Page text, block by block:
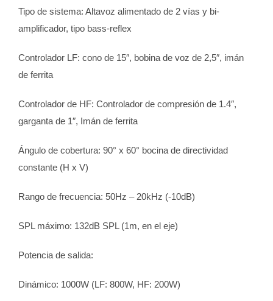
Tipo de sistema: Altavoz alimentado de 2 vías y bi-
amplificador, tipo bass-reflex
Controlador LF: cono de 15″, bobina de voz de 2,5″, imán
de ferrita
Controlador de HF: Controlador de compresión de 1.4″,
garganta de 1″, Imán de ferrita
Ángulo de cobertura: 90° x 60° bocina de directividad
constante (H x V)
Rango de frecuencia: 50Hz – 20kHz (-10dB)
SPL máximo: 132dB SPL (1m, en el eje)
Potencia de salida:
Dinámico: 1000W (LF: 800W, HF: 200W)